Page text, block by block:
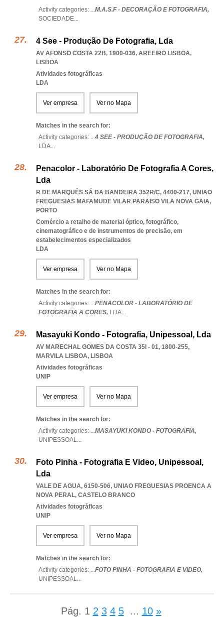
Activity categories: ...M.A.S.F - DECORAÇÃO E FOTOGRAFIA,
SOCIEDADE...
4 See - Produção De Fotografia, Lda
AV AFONSO COSTA 22B, 1900-036, AREEIRO LISBOA,
LISBOA
Atividades fotográficas
LDA
Ver empresa Ver no Mapa
Matches in the search for:
Activity categories: ...4 SEE - PRODUÇÃO DE FOTOGRAFIA,
LDA...
Penacolor - Laboratório De Fotografia A Cores,
Lda
R DE MARQUÊS SÁ DA BANDEIRA 352R/C, 4400-217, UNIAO
FREGUESIAS MAFAMUDE VILAR PARAISO VILA NOVA GAIA,
PORTO
Comércio a retalho de material óptico, fotográfico,
cinematográfico e de instrumentos de precisão, em
estabelecimentos especializados
LDA
Ver empresa Ver no Mapa
Matches in the search for:
Activity categories: ...PENACOLOR - LABORATÓRIO DE
FOTOGRAFIA A CORES, LDA...
Masayuki Kondo - Fotografia, Unipessoal, Lda
AV MARECHAL GOMES DA COSTA 35I - 01, 1800-255,
MARVILA LISBOA, LISBOA
Atividades fotográficas
UNIP
Ver empresa Ver no Mapa
Matches in the search for:
Activity categories: ...MASAYUKI KONDO - FOTOGRAFIA,
UNIPESSOAL...
Foto Pinha - Fotografia E Video, Unipessoal,
Lda
VALE DE AGUA, 6150-506, UNIAO FREGUESIAS PROENCA A
NOVA PERAL, CASTELO BRANCO
Atividades fotográficas
UNIP
Ver empresa Ver no Mapa
Matches in the search for:
Activity categories: ...FOTO PINHA - FOTOGRAFIA E VIDEO,
UNIPESSOAL...
Pág. 1 2 3 4 5 ... 10 »